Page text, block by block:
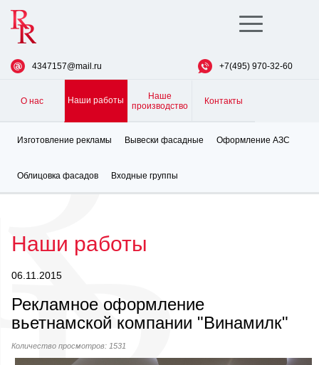
Toggle
navigation
4347157@mail.ru +7(495) 970-32-60
О нас Наши работы
Наше
производство
Контакты
Изготовление рекламы Вывески фасадные Оформление АЗС
Облицовка фасадов Входные группы
Наши работы
06.11.2015
Рекламное оформление
вьетнамской компании "Винамилк"
Количество просмотров: 1531